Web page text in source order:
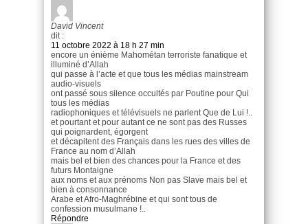
David Vincent
dit :
11 octobre 2022 à 18 h 27 min
encore un énième Mahométan terroriste fanatique et
illuminé d’Allah
qui passe à l’acte et que tous les médias mainstream
audio-visuels
ont passé sous silence occultés par Poutine pour Qui
tous les médias
radiophoniques et télévisuels ne parlent Que de Lui !..
et pourtant et pour autant ce ne sont pas des Russes
qui poignardent, égorgent
et décapitent des Français dans les rues des villes de
France au nom d’Allah
mais bel et bien des chances pour la France et des
futurs Montaigne
aux noms et aux prénoms Non pas Slave mais bel et
bien à consonnance
Arabe et Afro-Maghrébine et qui sont tous de
confession musulmane !..
Répondre